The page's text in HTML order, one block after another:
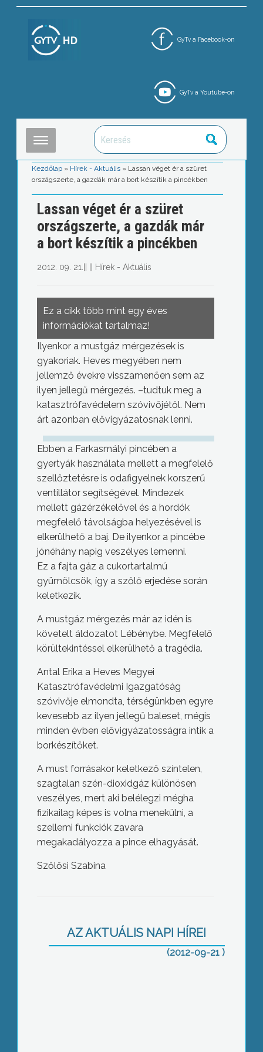
GyTv a Facebook-on
GyTv a Youtube-on
Kezdőlap » Hírek - Aktuális » Lassan véget ér a szüret
országszerte, a gazdák már a bort készítik a pincékben
Lassan véget ér a szüret
országszerte, a gazdák már
a bort készítik a pincékben
2012. 09. 21. Hírek - Aktuális
Ez a cikk több mint egy éves
információkat tartalmaz!
Ilyenkor a mustgáz mérgezések is
gyakoriak. Heves megyében nem
jellemző évekre visszamenően sem az
ilyen jellegű mérgezés. –tudtuk meg a
katasztrófavédelem szóvivőjétől. Nem
árt azonban elővigyázatosnak lenni.
Ebben a Farkasmályi pincében a
gyertyák használata mellett a megfelelő
szellőztetésre is odafigyelnek korszerű
ventillátor segítségével. Mindezek
mellett gázérzékelővel és a hordók
megfelelő távolságba helyezésével is
elkerülhető a baj. De ilyenkor a pincébe
jónéhány napig veszélyes lemenni.
Ez a fajta gáz a cukortartalmú
gyümölcsök, így a szőlő erjedése során
keletkezik.
A mustgáz mérgezés már az idén is
követelt áldozatot Lébénybe. Megfelelő
körültekintéssel elkerülhető a tragédia.
Antal Erika a Heves Megyei
Katasztrófavédelmi Igazgatóság
szóvivője elmondta, térségünkben egyre
kevesebb az ilyen jellegű baleset, mégis
minden évben elővigyázatosságra intik a
borkészítőket.
A must forrásakor keletkező színtelen,
szagtalan szén-dioxidgáz különösen
veszélyes, mert aki belélegzi mégha
fizikailag képes is volna menekülni, a
szellemi funkciók zavara
megakadályozza a pince elhagyását.
Szőlősi Szabina
AZ AKTUÁLIS NAPI HÍREI
(2012-09-21 )
szóló törvénynek